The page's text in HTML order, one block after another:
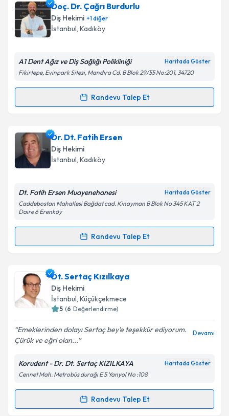
Dt. Sait Nevzatiçin randevu takvimi talebi oluşturun.
Size bu uzmandan randevu almanız için bir takvim
hazırlandığında e-posta ile bilgilendireceğiz.
Kişisel verilerimin işlenmesine ilişkin
Metni'ni okudum ve kişisel verilerimin belirtilen
Takvim Talebini Gönder
Doç. Dr. Çağrı Burdurlu
Diş Hekimi +1diğer
İstanbul, Kadıköy
A1 Dent Ağız ve Diş Sağlığı Polikliniği Haritada Göster
Fikirtepe, Evinpark Sitesi, Mandıra Cd. B Blok 29/55 No:201, 34720
Randevu Talep Et
Randevu Takvimi Talebi
Doç. Dr. Çağrı Burdurluiçin randevu takvimi talebi
oluşturun. Size bu uzmandan randevu almanız için bir
takvim hazırlandığında e-posta ile bilgilendireceğiz.
Kişisel verilerimin işlenmesine ilişkinAydınlatma
'ni okudum ve kişisel verilerimin belirtilen
kapsamda işlenmesini kabul ediyorum.
Takvim Talebini Gönder
Dr. Dt. Fatih Ersen
Diş Hekimi
İstanbul, Kadıköy
Dt. Fatih Ersen Muayenehanesi Haritada Göster
Caddebostan Mahallesi Bağdat cad. Kinayman B Blok No 345 KAT 2
Daire 6 Erenköy
Randevu Talep Et
Randevu Takvimi Talebi
Dr. Dt. Fatih Erseniçin randevu takvimi talebi
oluşturun. Size bu uzmandan randevu almanız için bir
takvim hazırlandığında e-posta ile bilgilendireceğiz.
Kişisel verilerimin işlenmesine ilişkin
Aydınlatma
Metni'ni okudum ve kişisel verilerimin belirtilen
kapsamda işlenmesini kabul ediyorum.
Dt. Sertaç Kızılkaya
Diş Hekimi
İstanbul, Küçükçekmece
5 (6 Değerlendirme)
Emeklerinden dolayı Sertaç bey'e teşekkür ediyorum.
Çürük ve eğri olan...
Devamı
Korudent - Dr. Dt. Sertaç KIZILKAYA Haritada Göster
Cennet Mah. Metrobüs durağı E 5 Yanyol No :108
Randevu Talep Et
Randevu Takvimi Talebi